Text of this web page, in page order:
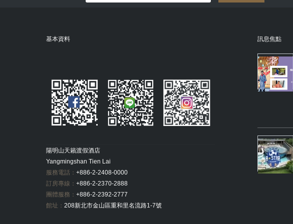
基本資料
陽明山天籟渡假酒店
Yangmingshan Tien Lai
服務電話： +886-2-2408-0000
訂房專線： +886-2-2370-2888
團體服務： +886-2-2392-2777
館址： 208新北市金山區重和里名流路1-7號
訊息焦點